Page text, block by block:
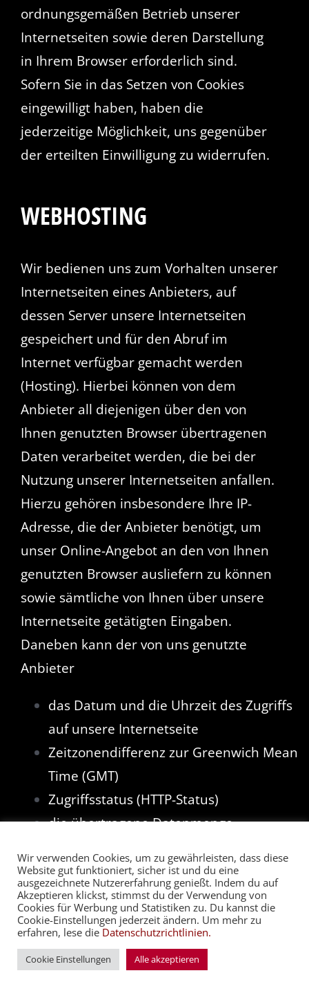
ordnungsgemäßen Betrieb unserer
Internetseiten sowie deren Darstellung
in Ihrem Browser erforderlich sind.
Sofern Sie in das Setzen von Cookies
eingewilligt haben, haben die
jederzeitige Möglichkeit, uns gegenüber
der erteilten Einwilligung zu widerrufen.
WEBHOSTING
Wir bedienen uns zum Vorhalten unserer
Internetseiten eines Anbieters, auf
dessen Server unsere Internetseiten
gespeichert und für den Abruf im
Internet verfügbar gemacht werden
(Hosting). Hierbei können von dem
Anbieter all diejenigen über den von
Ihnen genutzten Browser übertragenen
Daten verarbeitet werden, die bei der
Nutzung unserer Internetseiten anfallen.
Hierzu gehören insbesondere Ihre IP-
Adresse, die der Anbieter benötigt, um
unser Online-Angebot an den von Ihnen
genutzten Browser ausliefern zu können
sowie sämtliche von Ihnen über unsere
Internetseite getätigten Eingaben.
Daneben kann der von uns genutzte
Anbieter
das Datum und die Uhrzeit des Zugriffs
auf unsere Internetseite
Zeitzonendifferenz zur Greenwich Mean
Time (GMT)
Zugriffsstatus (HTTP-Status)
die übertragene Datenmenge
zugreifenden Systems
der von Ihnen verwendete Browsertyp
und dessen Version
das von Ihnen verwendete
Betriebssystem
Wir verwenden Cookies, um zu gewährleisten, dass diese
Website gut funktioniert, sicher ist und du eine
ausgezeichnete Nutzererfahrung genießt. Indem du auf
Akzeptieren klickst, stimmst du der Verwendung von
Cookies für Werbung und Statistiken zu. Du kannst die
Cookie-Einstellungen jederzeit ändern. Um mehr zu
erfahren, lese die Datenschutzrichtlinien.
Cookie Einstellungen Alle akzeptieren